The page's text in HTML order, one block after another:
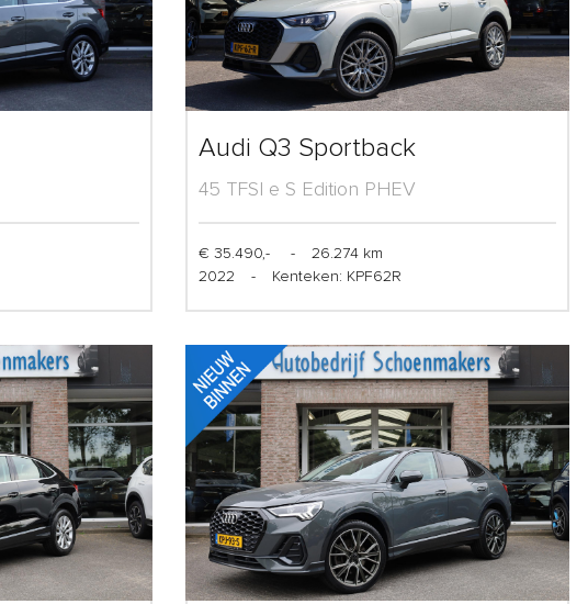
Audi Q3 Sportback
45 TFSI e S Edition PHEV
€ 35.490,- -
26.274 km
2022
- Kenteken: KPF62R